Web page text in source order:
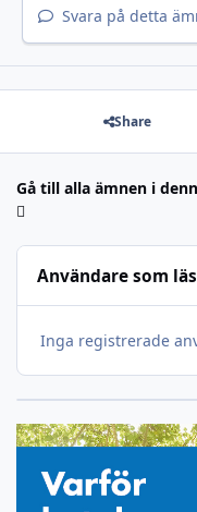
Svara på detta
Share
Gå till alla ämnen i
Användare som
Inga registrerade